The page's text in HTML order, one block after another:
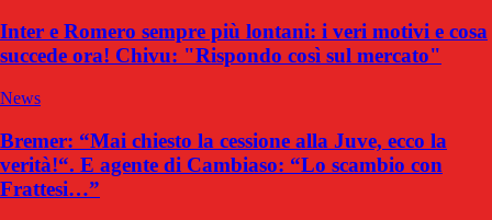
Inter e Romero sempre più lontani: i veri motivi e cosa
succede ora! Chivu: "Rispondo così sul mercato"
News
Bremer: “Mai chiesto la cessione alla Juve, ecco la
verità!“. E agente di Cambiaso: “Lo scambio con
Frattesi…”